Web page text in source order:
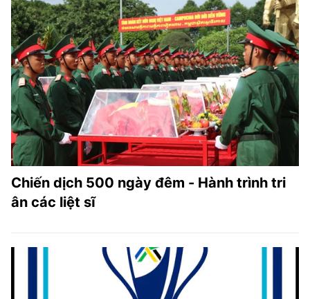
Chiến dịch 500 ngày đêm - Hành trình tri
ân các liệt sĩ